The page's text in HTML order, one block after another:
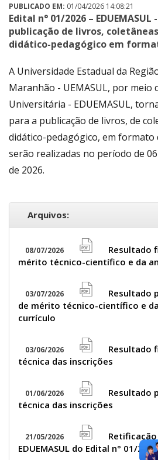
PUBLICADO EM: 01/04/2026 14:08:21
Edital n° 01/2026 –
publicação de livros,
didático-pedagógico em
A Universidade Estadual da
Maranhão - UEMASUL, por meio
Universitária - EDUEMASUL,
para a publicação de livros, de
didático-pedagógico, em formato
serão realizadas no período de
de 2026.
Arquivos:
08/07/2026
file
pdf
icon
Resultado
mérito técnico-científico e da
03/07/2026
file
icon
Resultado
de mérito técnico-científico e
currículo
03/06/2026
file
pdf
icon
Resultado
técnica das inscrições
01/06/2026
file
pdf
icon
Resultado
técnica das inscrições
21/05/2026
file
EDUEMASUL do Edital n° 01/